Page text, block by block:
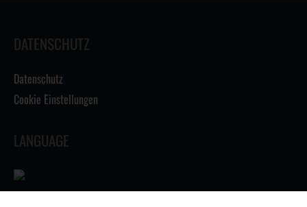
DATENSCHUTZ
Datenschutz
Cookie Einstellungen
LANGUAGE